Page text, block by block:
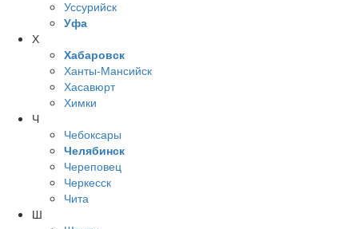
Уссурийск
Уфа
Х
Хабаровск
Ханты-Мансийск
Хасавюрт
Химки
Ч
Чебоксары
Челябинск
Череповец
Черкесск
Чита
Ш